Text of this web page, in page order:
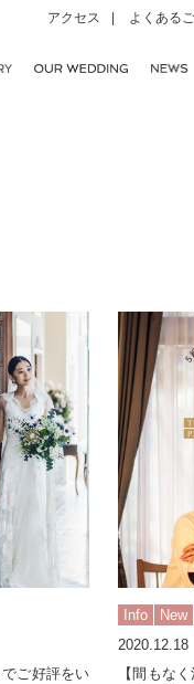
アクセス よくある
でご好評をい
Info New
2020.12.18
【間もな